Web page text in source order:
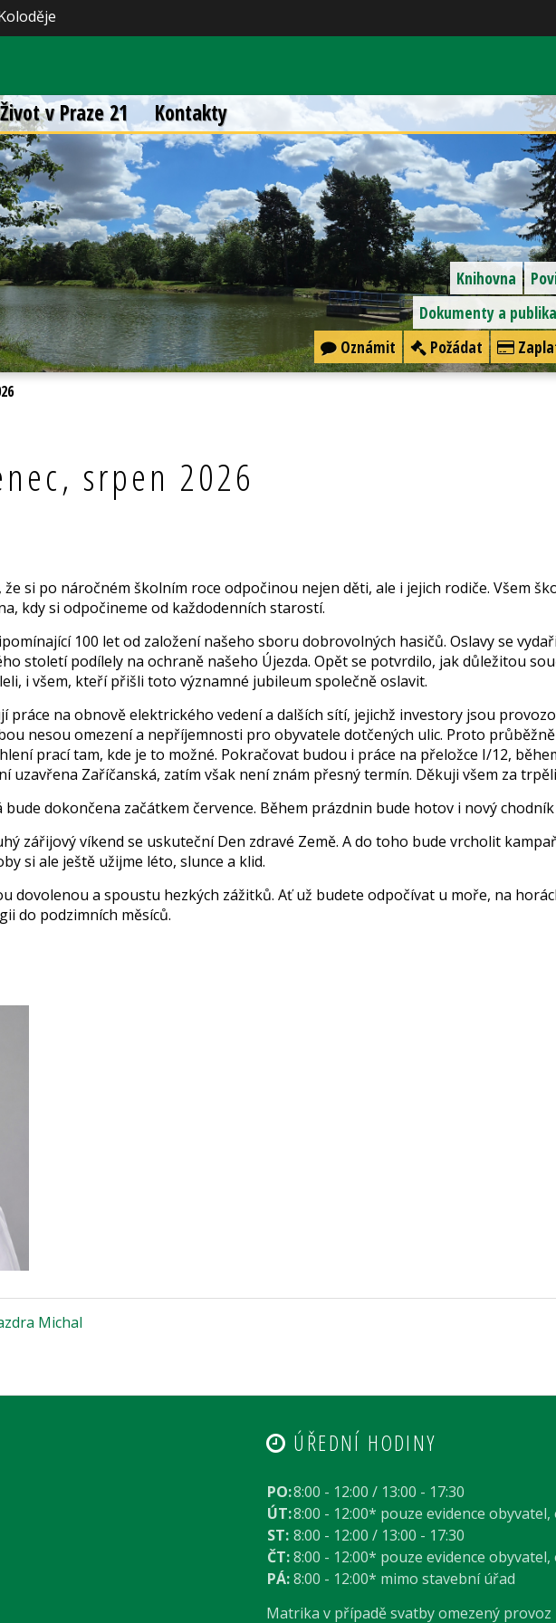
Život v Praze 21 Kontakty
Knihovna
Dokumenty a
Požádat
Oznámit
srpen 2026
si po náročném školním roce odpočinou nejen děti, ale i jejich rodi­če. Všem
kdy si odpočineme od každodenních starostí.
100 let od založení našeho sboru dobrovolných hasičů. Oslavy se
století podílely na ochraně našeho Újezda. Opět se potvrdilo, jak důležitou
i všem, kteří přišli toto významné jubile­um společně oslavit.
práce na obnově elektrického vedení a dalších sítí, jejichž investory jsou
nesou omezení a nepříjemnosti pro obyvatele dotčených ulic. Proto
prací tam, kde je to možné. Pokračovat budou i práce na přeložce I/12,
uzavřena Zaříčanská, zatím však není znám přesný termín. Děkuji všem za
dokon­čena začátkem července. Během prázdnin bude hotov i nový chodník
zářijový víkend se uskuteční Den zdravé Země. A do toho bude vrcho­lit
si ale ještě užijme léto, slunce a klid.
dovolenou a spoustu hezkých zážitků. Ať už budete odpočívat u moře, na
do podzimních měsíců.
Michal
ÚŘEDNÍ HODINY
PO:8:00 - 12:00 / 13:00 - 17:30
ÚT:8:00 - 12:00* pouze evidence
ST: 8:00 - 12:00 / 13:00 - 17:30
ČT: 8:00 - 12:00* pouze evidence
PÁ: 8:00 - 12:00* mimo stavební úřad
Matrika v případě svatby omezený provoz